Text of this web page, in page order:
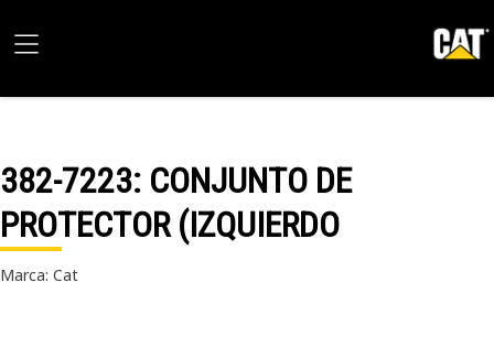
382-7223: CONJUNTO DE
PROTECTOR (IZQUIERDO
Marca: Cat